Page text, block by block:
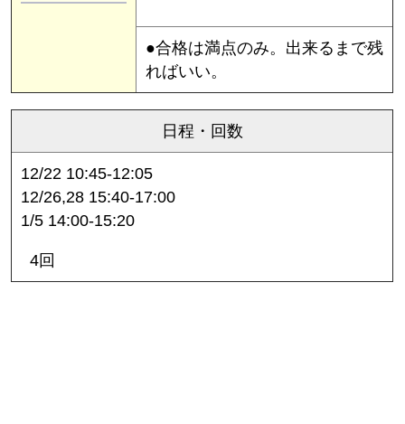
●合格は満点のみ。出来るまで残
ればいい。
日程・回数
12/22 10:45-12:05
12/26,28 15:40-17:00
1/5 14:00-15:20
4回